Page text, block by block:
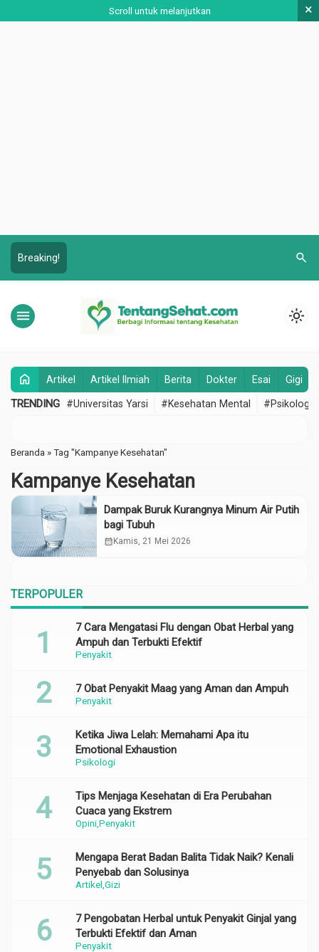
Scroll untuk melanjutkan ×
Breaking! search
menu light_mode
home Artikel Artikel Ilmiah Berita Dokter Esai Gigi
TRENDING #Universitas Yarsi #Kesehatan Mental #Psikologi
Beranda »Tag "Kampanye Kesehatan"
Kampanye Kesehatan
Dampak Buruk Kurangnya Minum Air Putih
bagi Tubuh
calendar_month Kamis, 21 Mei 2026
TERPOPULER
Penyakit
7 Cara Mengatasi Flu dengan Obat Herbal yang
Ampuh dan Terbukti Efektif
Penyakit
7 Obat Penyakit Maag yang Aman dan Ampuh
Psikologi
Ketika Jiwa Lelah: Memahami Apa itu
Emotional Exhaustion
OpiniPenyakit
Tips Menjaga Kesehatan di Era Perubahan
Cuaca yang Ekstrem
Artikel Gizi
Mengapa Berat Badan Balita Tidak Naik? Kenali
Penyebab dan Solusinya
Penyakit
7 Pengobatan Herbal untuk Penyakit Ginjal yang
Terbukti Efektif dan Aman